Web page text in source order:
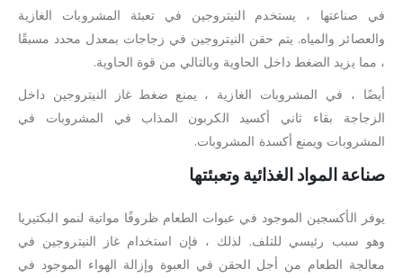
في صناعتها ، يستخدم النيتروجين في تعبئة المشروبات الغازية
والعصائر والمياه. يتم حقن النيتروجين في زجاجات بمعدل محدد مسبقًا
، مما يزيد الضغط داخل الحاوية وبالتالي من قوة الحاوية.
أيضًا ، في المشروبات الغازية ، يمنع ضغط غاز النيتروجين داخل
الزجاجة بقاء ثاني أكسيد الكربون المذاب في المشروبات في
المشروبات ويمنع أكسدة المشروبات.
صناعة المواد الغذائية وتعبئتها
يوفر الأكسجين الموجود في عبوات الطعام ظروفًا مواتية لنمو البكتيريا
وهو سبب رئيسي للتلف. لذلك ، فإن استخدام غاز النيتروجين في
معالجة الطعام من أجل الحقن في العبوة وإزالة الهواء الموجود في